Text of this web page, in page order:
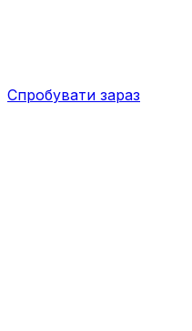
Спробувати зараз